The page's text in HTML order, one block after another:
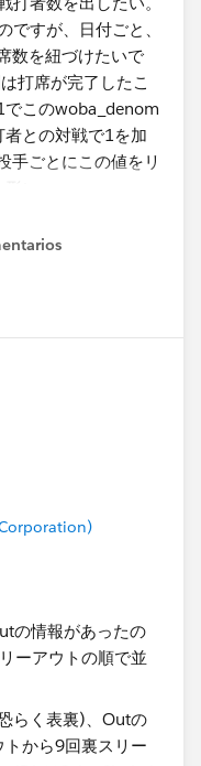
Corporation)
の情報があったの
ーアウトの順で並